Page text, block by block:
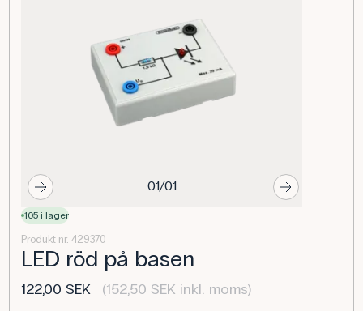
01/01
105 i lager
Produkt nr. 429370
LED röd på basen
122,00 SEK (152,50 SEK inkl. moms)